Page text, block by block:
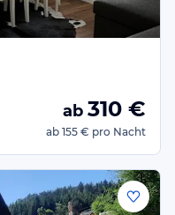
ab 310 €
ab 155 € pro Nacht